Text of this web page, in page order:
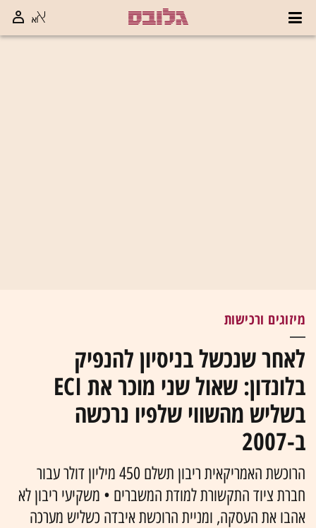
מיזוגים ורכישות
לאחר שנכשל בניסיון להנפיק
בלונדון: שאול שני מוכר את ECI
בשליש מהשווי שלפיו נרכשה
ב-2007
הרוכשת האמריקאית ריבון תשלם 450 מיליון דולר עבור
חברת ציוד התקשורת למודת המשברים • משקיעי ריבון לא
אהבו את העסקה, ומניית הרוכשת איבדה כשליש מערכה